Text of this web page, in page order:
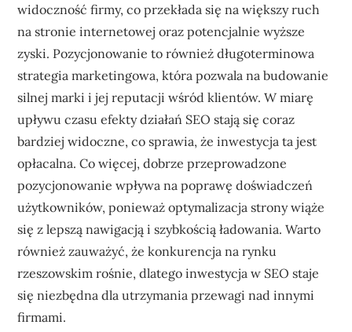
widoczność firmy, co przekłada się na większy ruch
na stronie internetowej oraz potencjalnie wyższe
zyski. Pozycjonowanie to również długoterminowa
strategia marketingowa, która pozwala na budowanie
silnej marki i jej reputacji wśród klientów. W miarę
upływu czasu efekty działań SEO stają się coraz
bardziej widoczne, co sprawia, że inwestycja ta jest
opłacalna. Co więcej, dobrze przeprowadzone
pozycjonowanie wpływa na poprawę doświadczeń
użytkowników, ponieważ optymalizacja strony wiąże
się z lepszą nawigacją i szybkością ładowania. Warto
również zauważyć, że konkurencja na rynku
rzeszowskim rośnie, dlatego inwestycja w SEO staje
się niezbędna dla utrzymania przewagi nad innymi
firmami.